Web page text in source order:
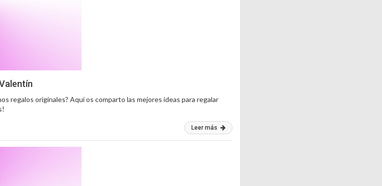
regalos originales? Aquí os comparto las mejores ideas para regalar
Leer más